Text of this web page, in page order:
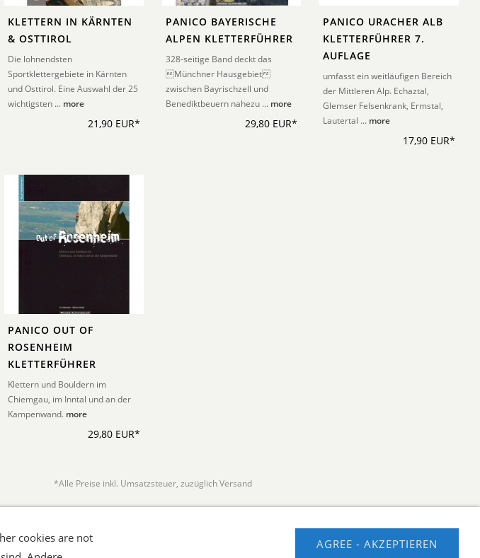
KLETTERN IN KÄRNTEN
& OSTTIROL
Die lohnendsten
Sportklettergebiete in Kärnten
und Osttirol. Eine Auswahl der 25
wichtigsten ... more
21,90 EUR*
PANICO BAYERISCHE
ALPEN KLETTERFÜHRER
328-seitige Band deckt das
Münchner Hausgebiet
zwischen Bayrischzell und
Benediktbeuern nahezu ... more
29,80 EUR*
PANICO URACHER ALB
KLETTERFÜHRER 7.
AUFLAGE
umfasst ein weitläufigen Bereich
der Mittleren Alp. Echaztal,
Glemser Felsenkrank, Ermstal,
Lautertal ... more
17,90 EUR*
PANICO OUT OF
ROSENHEIM
KLETTERFÜHRER
Klettern und Bouldern im
Chiemgau, im Inntal und an der
Kampenwand. more
29,80 EUR*
*Alle Preise inkl. Umsatzsteuer, zuzüglich Versand
cookies are not
AGREE - AKZEPTIEREN